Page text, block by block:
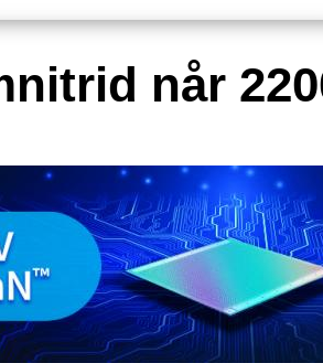
når